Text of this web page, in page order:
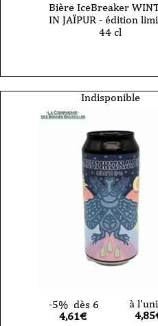
Bière IceBreaker
IN JAÏPUR - édition
44 cl
Indisponible
-5% dès 6
4,61€
à
4,85